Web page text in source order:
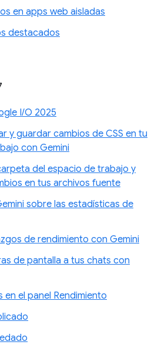
en apps web aisladas
destacados
I/O 2025
y guardar cambios de CSS en tu
con Gemini
del espacio de trabajo y
en tus archivos fuente
sobre las estadísticas de
de rendimiento con Gemini
de pantalla a tus chats con
en el panel Rendimiento